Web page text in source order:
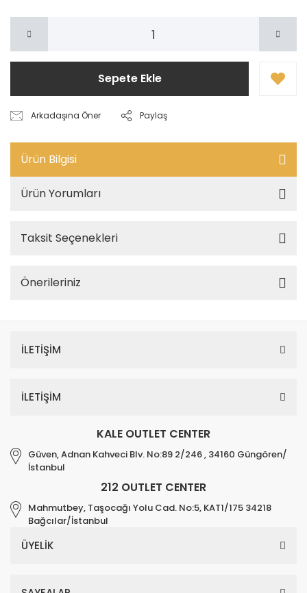
Sepete Ekle
Arkadaşına Öner Paylaş
Ürün Bilgisi
Ürün Yorumları
Taksit Seçenekleri
Önerileriniz
İLETİŞİM
İLETİŞİM
KALE OUTLET CENTER
Güven, Adnan Kahveci Blv. No:89 2/246 , 34160 Güngören/
İstanbul
212 OUTLET CENTER
Mahmutbey, Taşocağı Yolu Cad. No:5, KAT1/175 34218
Bağcılar/İstanbul
ÜYELİK